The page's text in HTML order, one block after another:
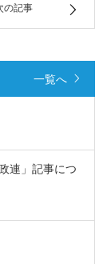
の記事
一覧へ
連」記事につ